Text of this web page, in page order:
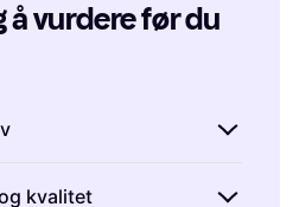
å vurdere før du
kvalitet